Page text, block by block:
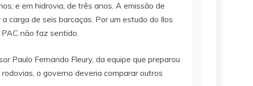
e em hidrovia, de três anos. A emissão de
carga de seis barcaças. Por um estudo do Ilos
não faz sentido.
Paulo Fernando Fleury, da equipe que preparou
o governo deveria comparar outros